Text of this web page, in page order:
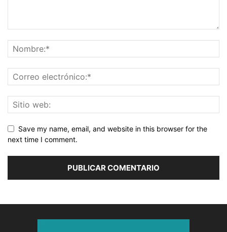
Save my name, email, and website in this browser for the
next time I comment.